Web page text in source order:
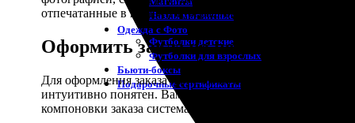
Пазлы магнитные
Одежда с Фото
Футболки детские
Футболки для взрослых
Бьюти-боксы
Подарочные сертификаты
отпечатанные в нашей типографии отличаются высоким
Оформить заказ на печать
Для оформления заказа на печать открыток
интуитивно понятен. Вам необходимо выбрать дизайн
компоновки заказа система автоматически рассчитает